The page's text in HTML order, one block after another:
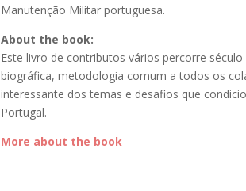
Manutenção Militar portuguesa.
About the book:
Este livro de contributos vários percorre
biográfica, metodologia comum a todos os
interessante dos temas e desafios que
Portugal.
More about the book